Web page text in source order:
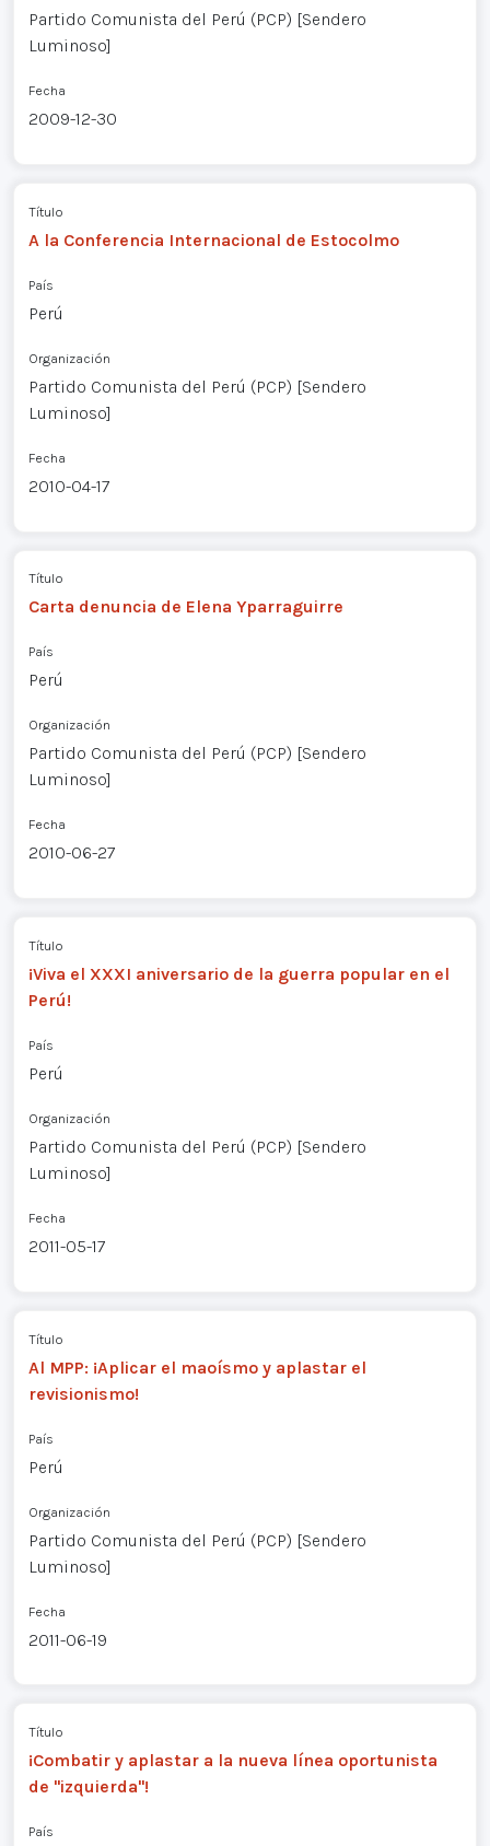
Partido Comunista del Perú (PCP) [Sendero
Luminoso]
Fecha
2009-12-30
Título
A la Conferencia Internacional de Estocolmo
País
Perú
Organización
Partido Comunista del Perú (PCP) [Sendero
Luminoso]
Fecha
2010-04-17
Título
Carta denuncia de Elena Yparraguirre
País
Perú
Organización
Partido Comunista del Perú (PCP) [Sendero
Luminoso]
Fecha
2010-06-27
Título
¡Viva el XXXI aniversario de la guerra popular en el
Perú!
País
Perú
Organización
Partido Comunista del Perú (PCP) [Sendero
Luminoso]
Fecha
2011-05-17
Título
Al MPP: ¡Aplicar el maoísmo y aplastar el
revisionismo!
País
Perú
Organización
Partido Comunista del Perú (PCP) [Sendero
Luminoso]
Fecha
2011-06-19
Título
¡Combatir y aplastar a la nueva línea oportunista
de "izquierda"!
País